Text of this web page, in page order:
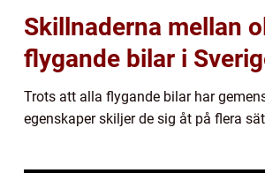
Skillnaderna mellan
flygande bilar i
Trots att alla flygande bilar har
egenskaper skiljer de sig åt på flera